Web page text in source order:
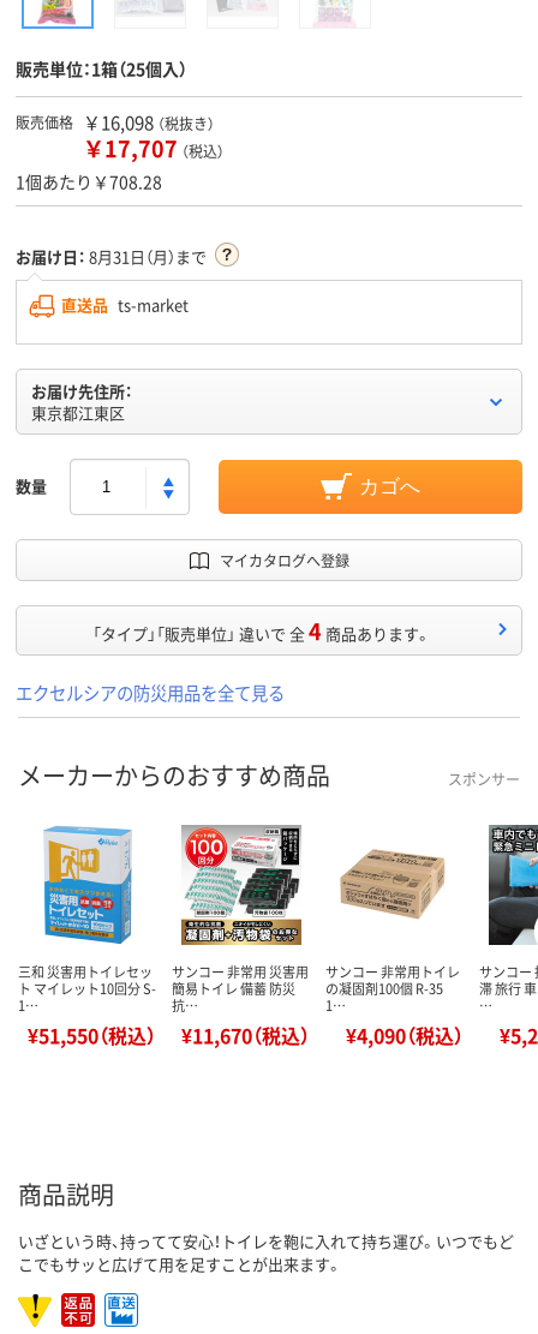
販売単位：1箱（25個入）
販売価格 ￥16,098 （税抜き）
￥17,707 （税込）
1個あたり￥708.28
お届け日： 8月31日（月）まで
直送品 ts-market
お届け先住所：
東京都江東区
数量 カゴへ
マイカタログへ登録
「タイプ」「販売単位」 違いで 全4 商品あります。
エクセルシアの防災用品を全て見る
メーカーからのおすすめ商品 スポンサー
三和 災害用トイレセッ
ト マイレット10回分 S-
1…
¥51,550（税込）
サンコー 非常用 災害用
簡易トイレ 備蓄 防災
抗…
¥11,670（税込）
サンコー 非常用トイレ
の凝固剤100個 R-35
1…
¥4,090（税込）
サンコー
滞 旅行
…
商品説明
いざという時、持ってて安心！トイレを鞄に入れて持ち運び。いつでもど
こでもサッと広げて用を足すことが出来ます。